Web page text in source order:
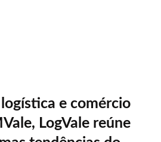
e comércio
LogVale reúne